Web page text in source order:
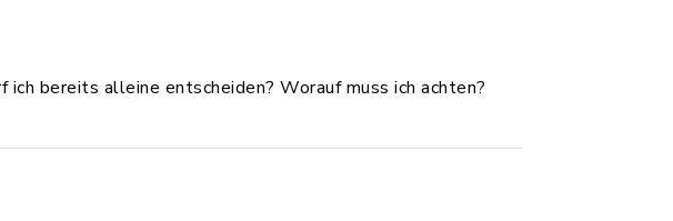
bereits alleine entscheiden? Worauf muss ich achten?